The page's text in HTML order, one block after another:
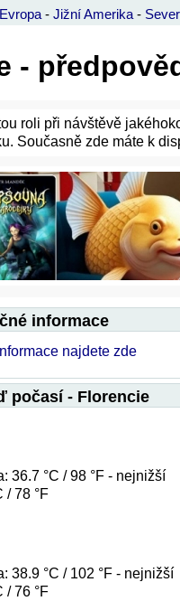
Evropa - Jižní Amerika -
-
roli při návštěvě
Současně zde máte k
informace
najdete zde
počasí - Florencie
36.7 °C / 98 °F - nejnižší
/ 78 °F
38.9 °C / 102 °F - nejnižší
/ 76 °F